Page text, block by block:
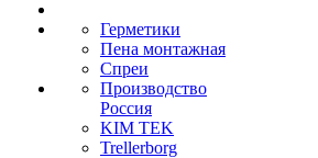
Герметики
Пена монтажная
Спреи
Производство
Россия
KIM TEK
Trellerborg